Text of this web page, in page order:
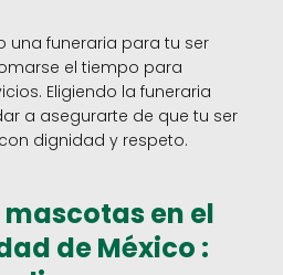
una funeraria para tu ser
el tiempo para
Eligiendo la funeraria
a asegurarte de que tu ser
dignidad y respeto.
en el
de México :